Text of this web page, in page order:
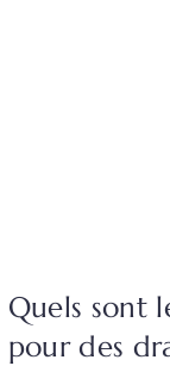
Quels sont
pour des